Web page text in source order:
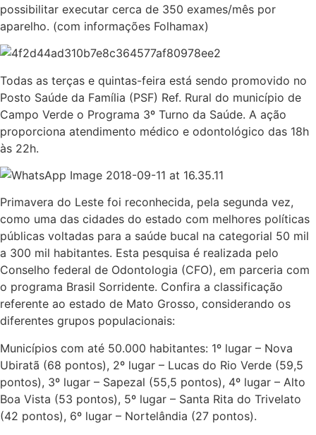
possibilitar executar cerca de 350 exames/mês por
aparelho. (com informações Folhamax)
Todas as terças e quintas-feira está sendo promovido no
Posto Saúde da Família (PSF) Ref. Rural do município de
Campo Verde o Programa 3º Turno da Saúde. A ação
proporciona atendimento médico e odontológico das 18h
às 22h.
Primavera do Leste foi reconhecida, pela segunda vez,
como uma das cidades do estado com melhores políticas
públicas voltadas para a saúde bucal na categorial 50 mil
a 300 mil habitantes. Esta pesquisa é realizada pelo
Conselho federal de Odontologia (CFO), em parceria com
o programa Brasil Sorridente. Confira a classificação
referente ao estado de Mato Grosso, considerando os
diferentes grupos populacionais:
Municípios com até 50.000 habitantes: 1º lugar – Nova
Ubiratã (68 pontos), 2º lugar – Lucas do Rio Verde (59,5
pontos), 3º lugar – Sapezal (55,5 pontos), 4º lugar – Alto
Boa Vista (53 pontos), 5º lugar – Santa Rita do Trivelato
(42 pontos), 6º lugar – Nortelândia (27 pontos).